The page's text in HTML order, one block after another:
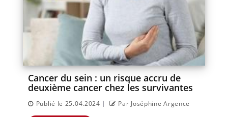
Cancer du sein : un risque accru de
deuxième cancer chez les survivantes
Publié le 25.04.2024 | Par Joséphine Argence